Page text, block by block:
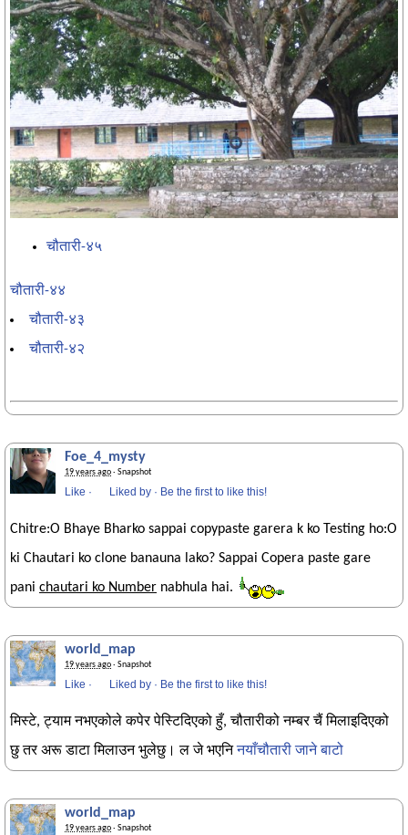
चौतारी-४५
चौतारी-४४
चौतारी-४३
चौतारी-४२
Foe_4_mysty
19 years ago· Snapshot
Like · Liked by · Be the first to like this!
Chitre:O Bhaye Bharko sappai copypaste garera k ko Testing ho:O
ki Chautari ko clone banauna lako? Sappai Copera paste gare
pani chautari ko Number nabhula hai.
world_map
19 years ago· Snapshot
Like · Liked by · Be the first to like this!
मिस्टे, ट्याम नभएकोले कपेर पेस्टिदिएको हुँ, चौतारीको नम्बर चैं मिलाइदिएको
छु तर अरू डाटा मिलाउन भुलेछु। ल जे भएनिनयाँचौतारी जाने बाटो
world_map
19 years ago· Snapshot